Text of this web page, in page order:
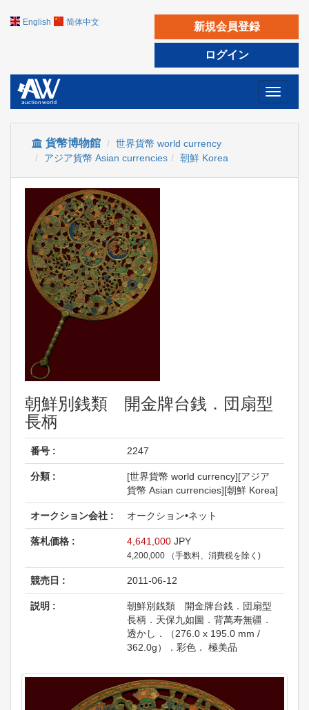
English 简体中文 新規会員登録
ログイン
Toggle
貨幣博物館
世界貨幣 world currency
アジア貨幣 Asian currencies
朝鮮 Korea
朝鮮別銭類 開金牌台銭．団扇型
長柄
番号 : 2247
分類 :
[世界貨幣 world currency][アジア
貨幣 Asian currencies][朝鮮 Korea]
オークション会社 : オークション•ネット
落札価格 : 4,641,000 JPY
4,200,000 （手数料、消費税を除く)
競売日 : 2011-06-12
説明 :
朝鮮別銭類 開金牌台銭．団扇型
長柄．天保九如圖．背萬寿無疆．
透かし．（276.0 x 195.0 mm /
362.0g）．彩色． 極美品